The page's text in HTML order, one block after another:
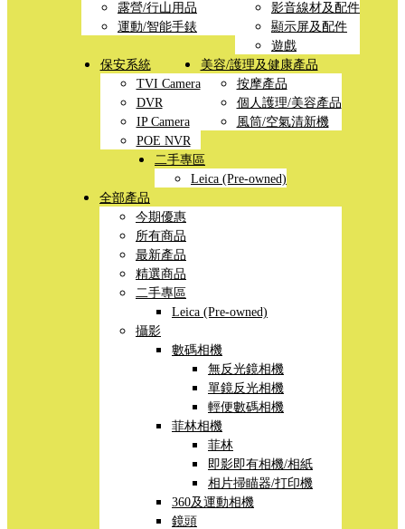
露營/行山用品
運動/智能手錶
影音線材及配件
顯示屏及配件
遊戲
保安系統
TVI Camera
DVR
IP Camera
POE NVR
美容/護理及健康產品
按摩產品
個人護理/美容產品
風筒/空氣清新機
二手專區
Leica (Pre-owned)
全部產品
今期優惠
所有商品
最新產品
精選商品
二手專區
Leica (Pre-owned)
攝影
數碼相機
無反光鏡相機
單鏡反光相機
輕便數碼相機
菲林相機
菲林
即影即有相機/相紙
相片掃瞄器/打印機
360及運動相機
鏡頭